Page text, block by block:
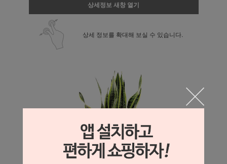
상세정보 새창 열기
상세 정보를 확대해 보실 수 있습니다.